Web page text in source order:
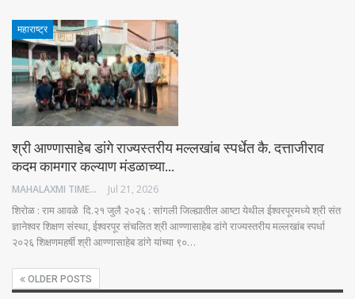
महाराष्ट्र
श्री आण्णासाहेब डांगे राज्यस्तरीय मल्लखांब स्पर्धेत कै. दत्ताजीराव
कदम कामगार कल्याण मंडळाच्या…
MAHALAXMI TIMES Jul 21, 2026
शिरोळ : राम आवळे दि.२१ जुलै २०२६ : सांगली जिल्ह्यातील आष्टा येथील ईश्वरपूरमध्ये श्री संत
ज्ञानेश्वर शिक्षण संस्था, ईश्वरपूर संचलित श्री आण्णासाहेब डांगे राज्यस्तरीय मल्लखांब स्पर्धा
२०२६ शिक्षणमहर्षी श्री आण्णासाहेब डांगे यांच्या ९०…
OLDER POSTS